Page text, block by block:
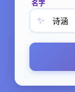
名字
✨